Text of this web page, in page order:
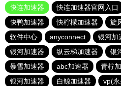
快连加速器
快连加速器官网入口
快鸭加速器
快柠檬加速器 旋
软件中心
anyconnect 银河加
银河加速器
纵云梯加速器 银
暴雪加速器
abc加速器 青柠
银河加速器
白鲸加速器
vp(